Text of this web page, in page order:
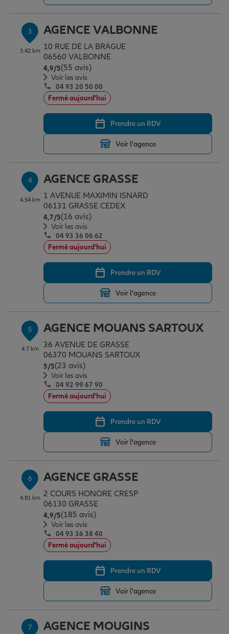
Assurance scolaire
Protection juridique
Retraite
Tous nos devis d'assurance
3
3.42 km
AGENCE VALBONNE
10 RUE DE LA BRAGUE
06560 VALBONNE
4,9/5Note de 4.9 sur 5
(55 avis)
Voir les avis
04 93 20 50 00
Fermé aujourd'hui
Prendre un RDV
Voir l'agence
4
4.54 km
AGENCE GRASSE
1 AVENUE MAXIMIN ISNARD
06131 GRASSE CEDEX
4,7/5Note de 4.7 sur 5
(16 avis)
Voir les avis
04 93 36 06 62
Fermé aujourd'hui
Prendre un RDV
Voir l'agence
5
4.7 km
AGENCE MOUANS SARTOUX
36 AVENUE DE GRASSE
06370 MOUANS SARTOUX
5/5Note de 5 sur 5
(23 avis)
Voir les avis
04 92 99 67 90
Fermé aujourd'hui
Prendre un RDV
Voir l'agence
6
4.81 km
AGENCE GRASSE
2 COURS HONORE CRESP
06130 GRASSE
4,9/5Note de 4.9 sur 5
(185 avis)
Voir les avis
04 93 36 38 40
Fermé aujourd'hui
Prendre un RDV
Voir l'agence
7 AGENCE MOUGINS